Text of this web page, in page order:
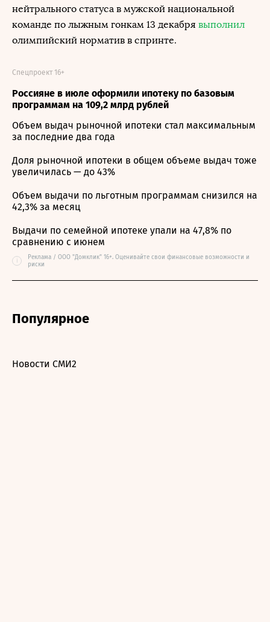
нейтрального статуса в мужской национальной
команде по лыжным гонкам 13 декабря выполнил
олимпийский норматив в спринте.
Россияне в июле оформили ипотеку по базовым
программам на 109,2 млрд рублей
Спецпроект 16+
Объем выдач рыночной ипотеки стал максимальным
за последние два года
Доля рыночной ипотеки в общем объеме выдач тоже
увеличилась — до 43%
Объем выдачи по льготным программам снизился на
42,3% за месяц
Выдачи по семейной ипотеке упали на 47,8% по
сравнению с июнем
i
Реклама / ООО "Домклик" 16+. Оценивайте свои финансовые возможности и
риски
Популярное
Новости СМИ2